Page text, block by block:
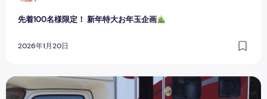
先着100名様限定！ 新年特大お年玉企画
2026年1月20日
北海道から日本一周しているわんちゃんとご対面